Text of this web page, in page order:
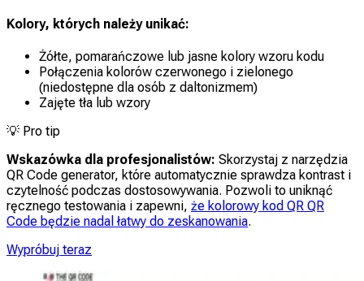
Kolory, których należy unikać:
Żółte, pomarańczowe lub jasne kolory wzoru kodu
Połączenia kolorów czerwonego i zielonego
(niedostępne dla osób z daltonizmem)
Zajęte tła lub wzory
💡 Pro tip
Wskazówka dla profesjonalistów: Skorzystaj z narzędzia
QR Code generator, które automatycznie sprawdza kontrast i
czytelność podczas dostosowywania. Pozwoli to uniknąć
ręcznego testowania i zapewni, że kolorowy kod QR QR
Code będzie nadal łatwy do zeskanowania.
Wypróbuj teraz